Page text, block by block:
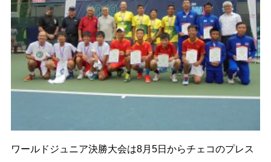
ワールドジュニア決勝大会は8月5日からチェコのプレス